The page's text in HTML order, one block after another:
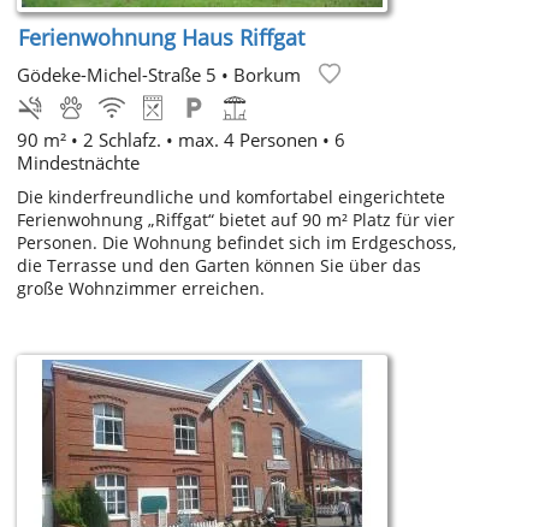
Ferienwohnung Haus Riffgat
Gödeke-Michel-Straße 5 • Borkum
90 m² • 2 Schlafz. • max. 4 Personen • 6
Mindestnächte
Die kinderfreundliche und komfortabel eingerichtete
Ferienwohnung „Riffgat“ bietet auf 90 m² Platz für vier
Personen. Die Wohnung befindet sich im Erdgeschoss,
die Terrasse und den Garten können Sie über das
große Wohnzimmer erreichen.